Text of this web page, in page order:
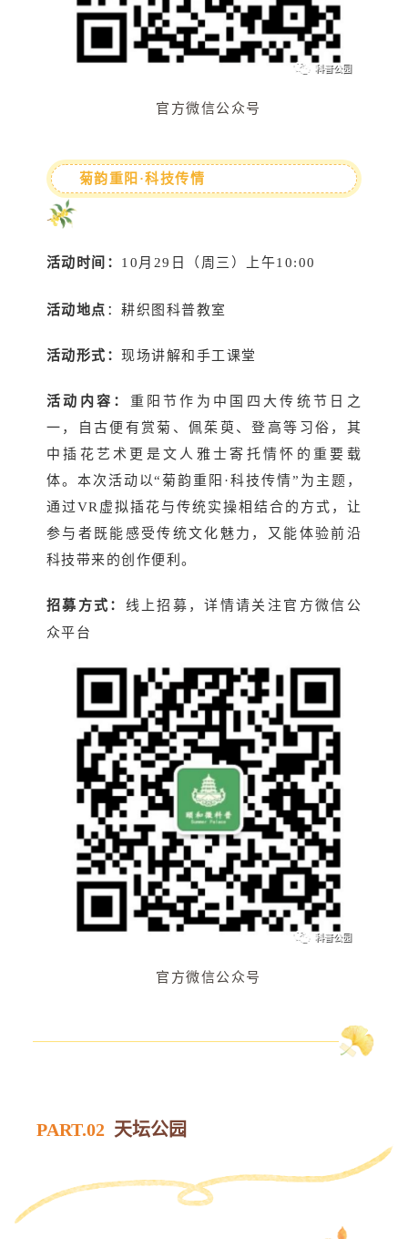
官方微信公众号
菊韵重阳·科技传情
活动时间： 10月29日（周三）上午10:00
活动地点 ：耕织图科普教室
活动形式：现场讲解和手工课堂
活动内容： 重阳节作为中国四大传统节日之
一，自古便有赏菊、佩茱萸、登高等习俗，其
中插花艺术更是文人雅士寄托情怀的重要载
体。本次活动以“菊韵重阳·科技传情”为主题，
通过VR虚拟插花与传统实操相结合的方式，让
参与者既能感受传统文化魅力，又能体验前沿
科技带来的创作便利。
招募方式： 线上招募，详情请关注官方微信公
众平台
官方微信公众号
PART.02 天坛公园